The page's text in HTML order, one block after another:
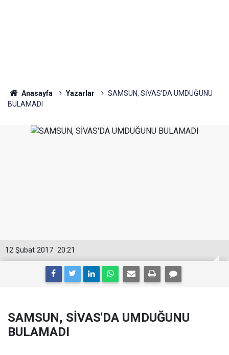
Anasayfa Yazarlar
SAMSUN, SİVAS'DA UMDUĞUNU
BULAMADI
20:21
12 Şubat 2017
SAMSUN, SİVAS'DA UMDUĞUNU
BULAMADI